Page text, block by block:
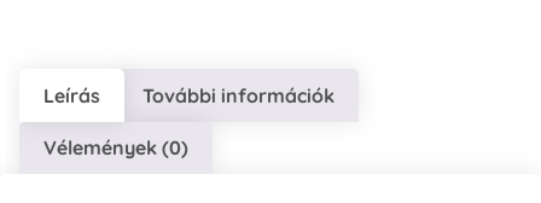
Leírás További információk
Vélemények (0)